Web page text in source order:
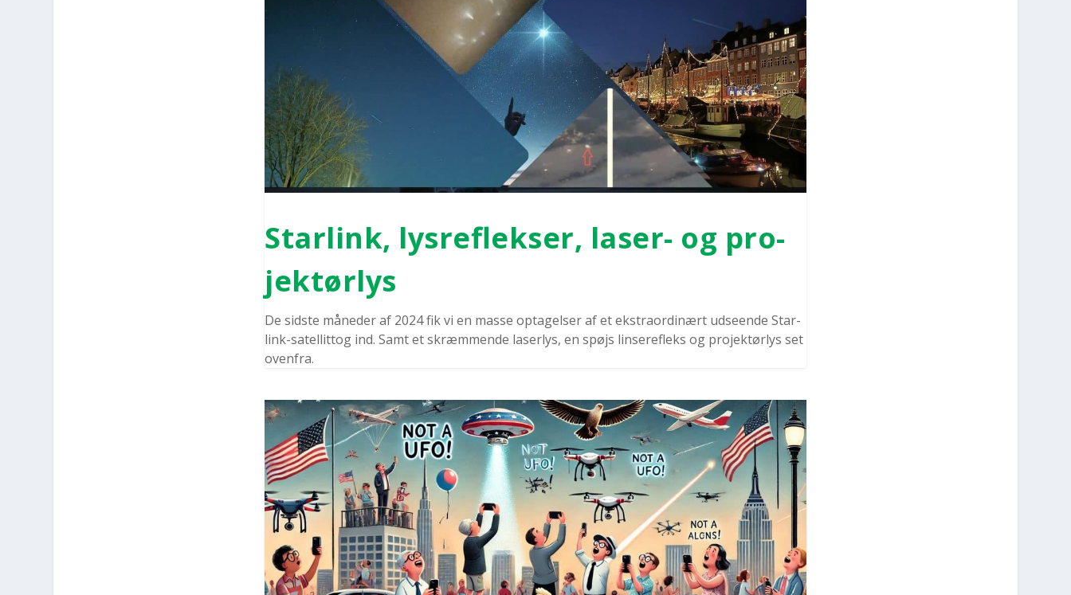
Star­link, lys­re­flek­ser, laser- og pro­
jek­tør­lys
De sid­ste måne­der af 2024 fik vi en mas­se opta­gel­ser af et ekstra­or­di­nært udse­en­de Star­
link-satel­lit­tog ind. Samt et skræm­men­de laser­lys, en spøjs lin­sere­fleks og pro­jek­tør­lys set
oven­fra.